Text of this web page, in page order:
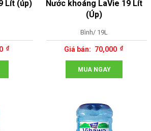
Lít (úp)
Nước khoáng LaVie 19 Lít
(Úp)
Bình/ 19L
70,000
MUA NGAY